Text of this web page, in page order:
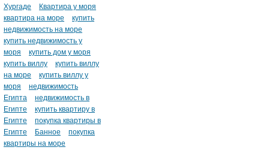
Хургаде
Квартира у моря
квартира на море
купить
недвижимость на море
купить недвижимость у
моря
купить дом у моря
купить виллу
купить виллу
на море
купить виллу у
моря
недвижимость
Египта
недвижимость в
Египте
купить квартиру в
Египте
покупка квартиры в
Египте
Банное
покупка
квартиры на море